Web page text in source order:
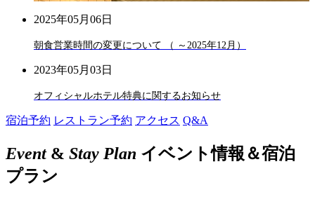
2025年05月06日
朝食営業時間の変更について （ ～2025年12月）
2023年05月03日
オフィシャルホテル特典に関するお知らせ
宿泊予約 レストラン予約 アクセス Q&A
Event& Stay Plan イベント情報＆宿泊
プラン